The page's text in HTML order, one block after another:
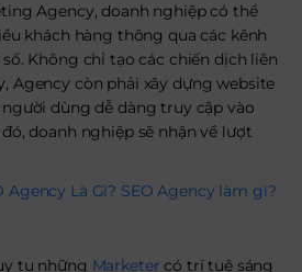
Agency, doanh nghiệp có thể
khách hàng thông qua các kênh
Không chỉ tạo các chiến dịch liên
Agency còn phải xây dựng website
dùng dễ dàng truy cập vào
doanh nghiệp sẽ nhận về lượt
Agency Là Gì? SEO Agency làm gì?
tụ những Marketer có trí tuệ sáng